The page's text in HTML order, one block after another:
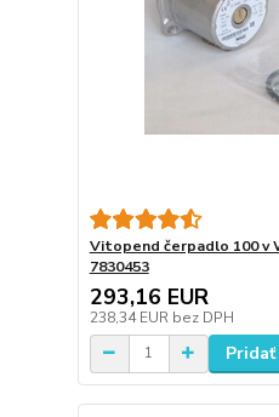
Vitopend čerpadlo 100 v
7830453
293,16 EUR
238,34 EUR bez DPH